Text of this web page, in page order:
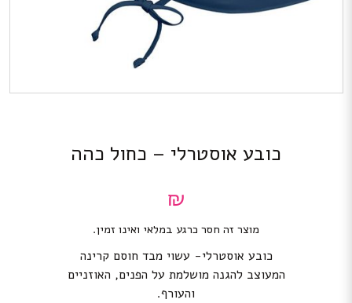
כובע אוסטרלי – כחול כהה
₪
מוצר זה חסר כרגע במלאי ואינו זמין.
כובע אוסטרלי- עשוי מבד חוסם קרינה
המעוצב להגנה מושלמת על הפנים, האוזניים
והעורף.